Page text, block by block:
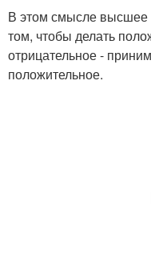
В этом смысле высшее
том, чтобы делать
отрицательное -
положительное.